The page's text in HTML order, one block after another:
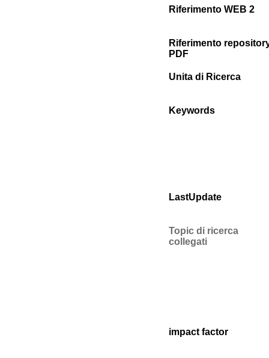
Riferimento WEB 2
Riferimento
PDF
Unita di Ricerca
Keywords
LastUpdate
Topic di ricerca
collegati
impact factor